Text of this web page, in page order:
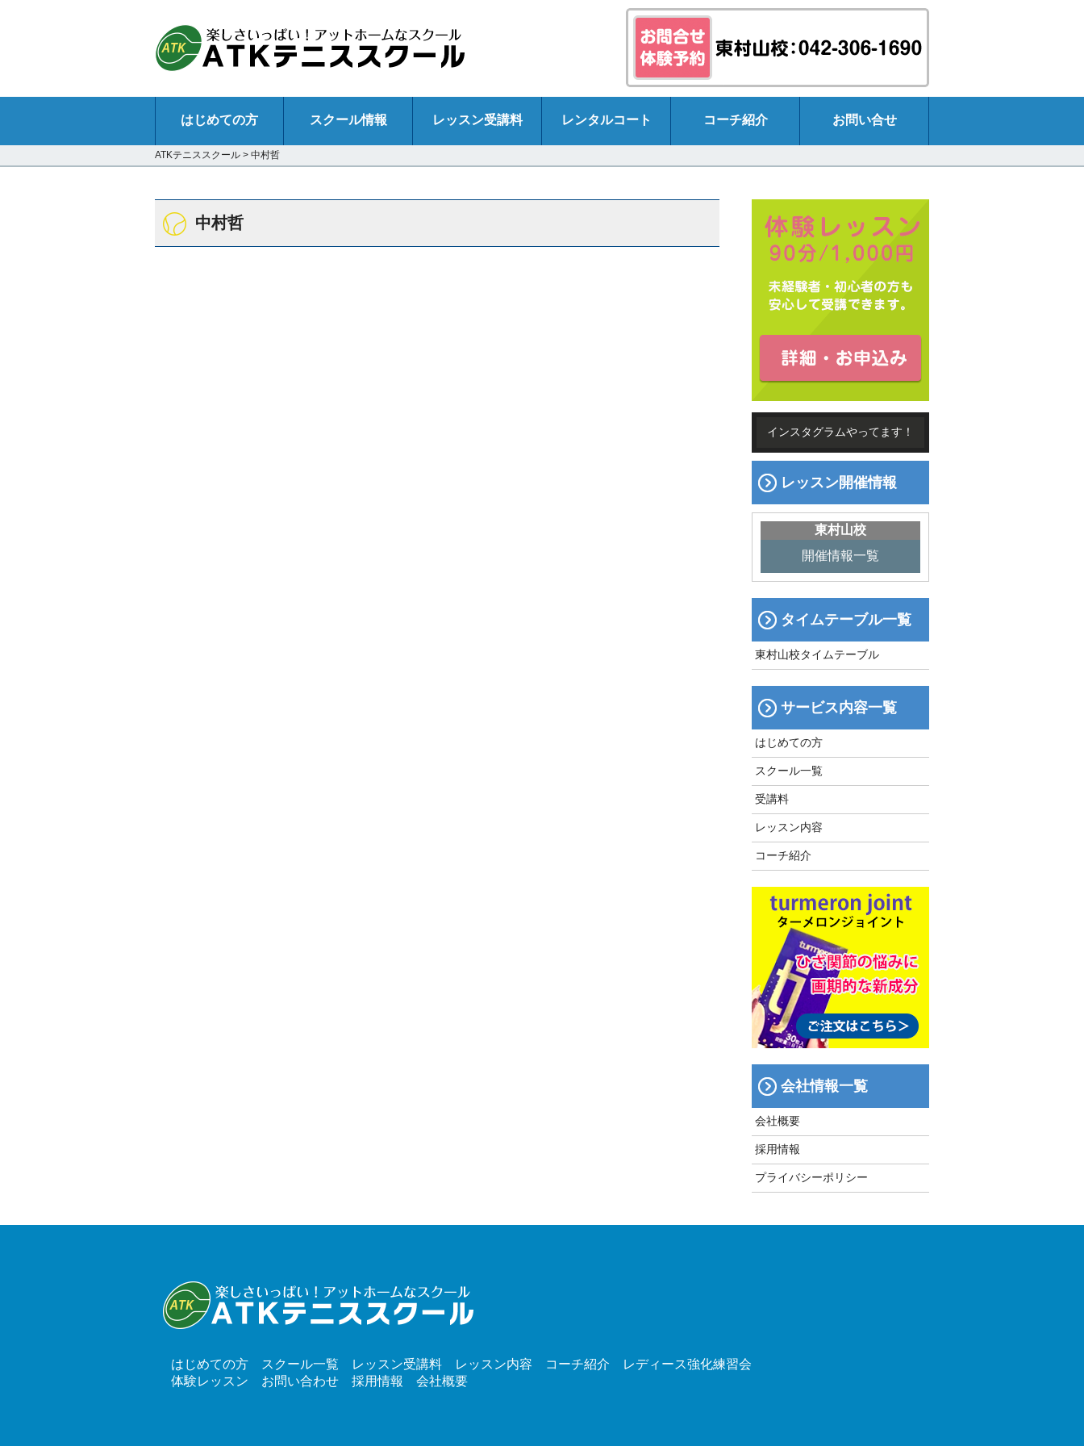
はじめての方 スクール情報 レッスン受講料 レンタルコート コーチ紹介 お問い合せ
ATKテニススクール > 中村哲
中村哲
インスタグラムやってます！
レッスン開催情報
東村山校
開催情報一覧
タイムテーブル一覧
東村山校タイムテーブル
サービス内容一覧
はじめての方
スクール一覧
受講料
レッスン内容
コーチ紹介
会社情報一覧
会社概要
採用情報
プライバシーポリシー
はじめての方 スクール一覧 レッスン受講料 レッスン内容 コーチ紹介
レディース強化練習会
体験レッスン
お問い合わせ 採用情報 会社概要